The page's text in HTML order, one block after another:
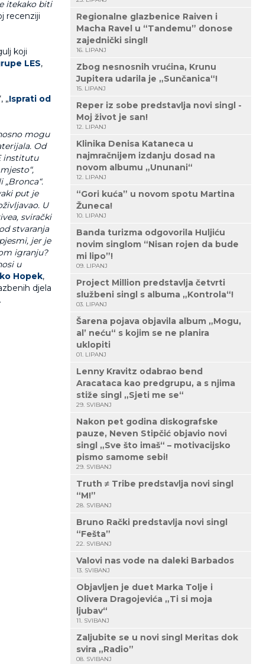
itekako biti
recenziji
koji
LES,
„Isprati od
mogu
Od
institutu
put je
U
svirački
stvaranja
jer je
igranju?
u
Hopek,
djela
Regionalne glazbenice Raiven i
Macha Ravel u “Tandemu” donose
zajednički singl!
16. LIPANJ
Zbog nesnosnih vrućina, Krunu
Jupitera udarila je „Sunčanica“!
15. LIPANJ
Reper iz sobe predstavlja novi singl -
Moj život je san!
12. LIPANJ
Klinika Denisa Kataneca u
najmračnijem izdanju dosad na
novom albumu „Ununani“
12. LIPANJ
“Gori kuća” u novom spotu Martina
Žuneca!
10. LIPANJ
Banda turizma odgovorila Huljiću
novim singlom “Nisan rojen da bude
mi lipo”!
09. LIPANJ
Project Million predstavlja četvrti
službeni singl s albuma „Kontrola“!
03. LIPANJ
Šarena pojava objavila album „Mogu,
al’ neću“ s kojim se ne planira
uklopiti
01. LIPANJ
Lenny Kravitz odabrao bend
Aracataca kao predgrupu, a s njima
stiže singl „Sjeti me se“
29. SVIBANJ
Nakon pet godina diskografske
pauze, Neven Stipčić objavio novi
singl „Sve što imaš“ – motivacijsko
pismo samome sebi!
29. SVIBANJ
Truth ≠ Tribe predstavlja novi singl
“M!”
28. SVIBANJ
Bruno Rački predstavlja novi singl
“Fešta”
22. SVIBANJ
Valovi nas vode na daleki Barbados
13. SVIBANJ
Objavljen je duet Marka Tolje i
Olivera Dragojevića „Ti si moja
ljubav“
11. SVIBANJ
Zaljubite se u novi singl Meritas dok
svira „Radio”
08. SVIBANJ